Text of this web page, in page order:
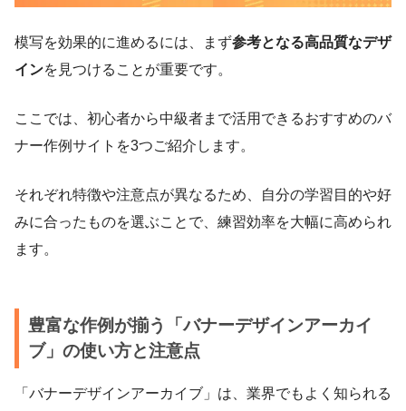
模写を効果的に進めるには、まず参考となる高品質なデザ
インを見つけることが重要です。
ここでは、初心者から中級者まで活用できるおすすめのバ
ナー作例サイトを3つご紹介します。
それぞれ特徴や注意点が異なるため、自分の学習目的や好
みに合ったものを選ぶことで、練習効率を大幅に高められ
ます。
豊富な作例が揃う「バナーデザインアーカイ
ブ」の使い方と注意点
「バナーデザインアーカイブ」は、業界でもよく知られる